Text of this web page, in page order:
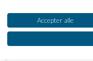
Klar lønnen med
Lav løn på et
og billigt. Opret
Se partnerliste (2 IAB-
Vi bruger dine data til følgende
IAB's behandlingsformål:
Accepter alle